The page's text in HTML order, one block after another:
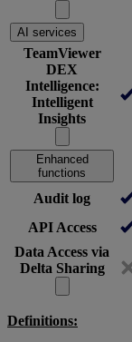
AI services
TeamViewer
DEX
Intelligence:
Intelligent
Insights
Enhanced
functions
Audit log
API Access
Data Access via
Delta Sharing
Definitions: